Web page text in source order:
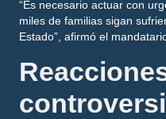
“Es necesario actuar con
miles de familias sigan
Estado”, afirmó el